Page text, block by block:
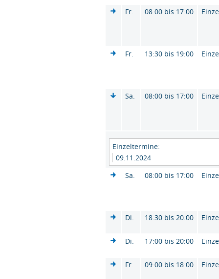
Fr. 08:00 bis 17:00
Fr. 13:30 bis 19:00
Sa. 08:00 bis 17:00
Einzeltermine:
09.11.2024
Sa.
08:00 bis 17:00
Di. 18:30 bis 20:00
Di. 17:00 bis 20:00
Fr. 09:00 bis 18:00